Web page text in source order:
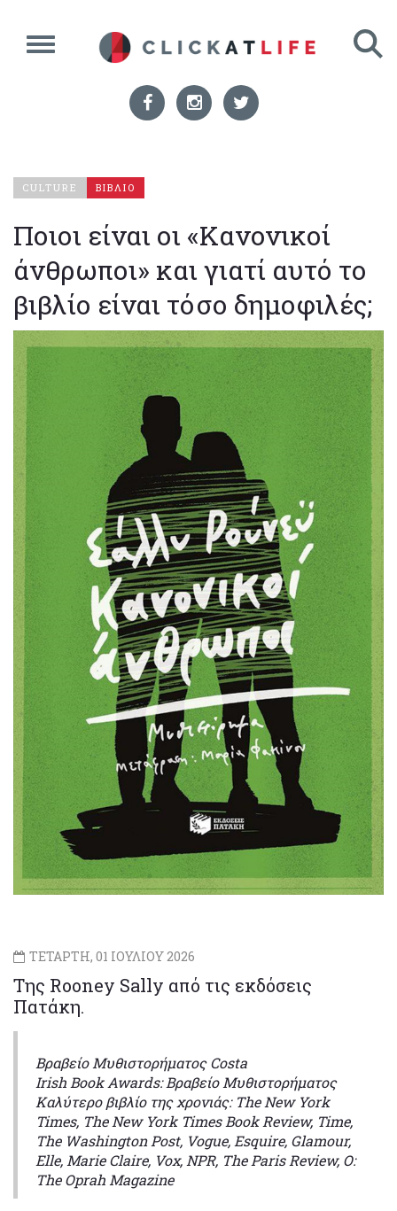
CULTURE ΒΙΒΛΙΟ
Ποιοι είναι οι «Κανονικοί
άνθρωποι» και γιατί αυτό το
βιβλίο είναι τόσο δημοφιλές;
ΤΕΤΑΡΤΗ, 01 ΙΟΥΛΙΟΥ 2026
Της Rooney Sally από τις εκδόσεις
Πατάκη.
Βραβείο Μυθιστορήματος Costa
Irish Book Awards: Bραβείο Mυθιστορήματος
Καλύτερο βιβλίο της χρονιάς: The New York
Times, The New York Times Book Review, Time,
The Washington Post, Vogue, Esquire, Glamour,
Elle, Marie Claire, Vox, NPR, The Paris Review, O:
The Oprah Magazine